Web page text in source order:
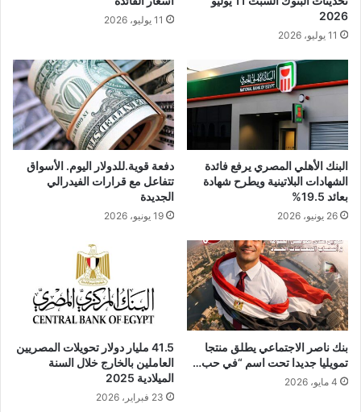
2026
11 يوليو، 2026
11 يوليو، 2026
البنك الأهلي المصري يرفع فائدة
الشهادات البلاتينية ويطرح شهادة
بعائد 19.5%
26 يونيو، 2026
دفعة قوية.للدولار اليوم. الأسواق
تتفاعل مع قرارات الفيدرالي
الجديدة
19 يونيو، 2026
بنك ناصر الاجتماعي يطلق منتجا
تمويليا جديدا تحت اسم “في حب…
4 مايو، 2026
41.5 مليار دولار تحويلات المصريين
العاملين بالخارج خلال السنة
الميلادية 2025
23 فبراير، 2026